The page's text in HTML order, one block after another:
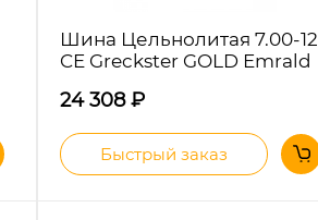
Шина Цельнолитая 7.00-12
CE Greckster GOLD Emrald
24 308₽
Быстрый заказ